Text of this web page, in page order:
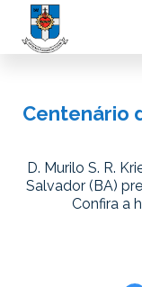
Centenário
D. Murilo S. R.
Salvador (BA)
Confira a